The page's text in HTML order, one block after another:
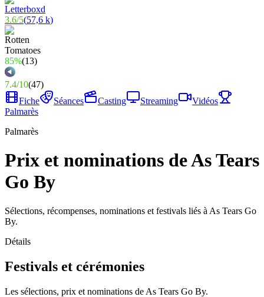
3.6/5(57,6 k)
85%(13)
7.4/10(47)
Fiche
Séances Casting Streaming
Vidéos
Palmarès
Palmarès
Prix et nominations de As Tears
Go By
Sélections, récompenses, nominations et festivals liés à As Tears Go
By.
Détails
Festivals et cérémonies
Les sélections, prix et nominations de As Tears Go By.